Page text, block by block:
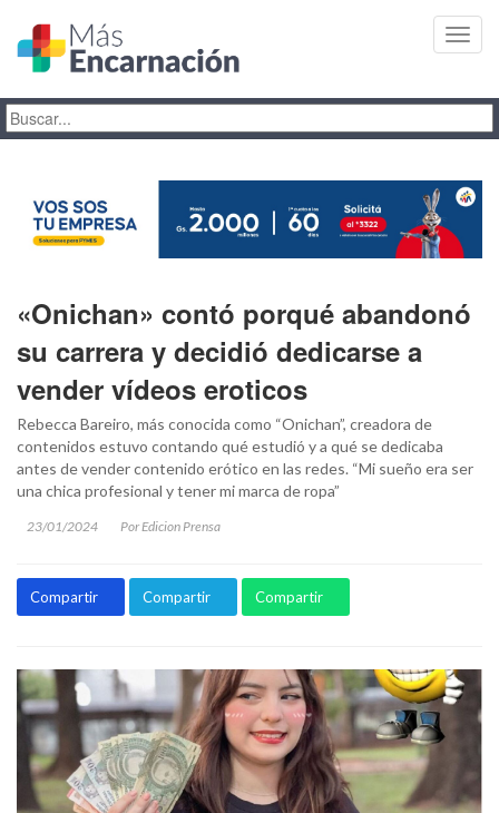
«Onichan» contó porqué abandonó
su carrera y decidió dedicarse a
vender vídeos eroticos
Rebecca Bareiro, más conocida como “Onichan”, creadora de
contenidos estuvo contando qué estudió y a qué se dedicaba
antes de vender contenido erótico en las redes. “Mi sueño era ser
una chica profesional y tener mi marca de ropa”
23/01/2024 Por Edicion Prensa
Compartir Compartir Compartir